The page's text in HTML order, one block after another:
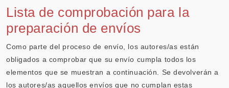
Lista de comprobación para la
preparación de envíos
Como parte del proceso de envío, los autores/as están
obligados a comprobar que su envío cumpla todos los
elementos que se muestran a continuación. Se devolverán a
los autores/as aquellos envíos que no cumplan estas